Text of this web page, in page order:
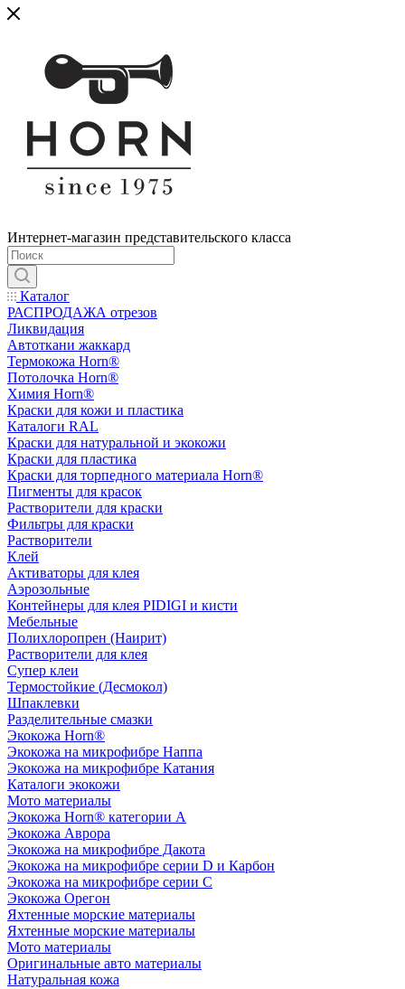
Интернет-магазин представительского класса
Каталог
РАСПРОДАЖА отрезов
Ликвидация
Автоткани жаккард
Термокожа Horn®
Потолочка Horn®
Химия Horn®
Краски для кожи и пластика
Каталоги RAL
Краски для натуральной и экокожи
Краски для пластика
Краски для торпедного материала Horn®
Пигменты для красок
Растворители для краски
Фильтры для краски
Растворители
Клей
Активаторы для клея
Аэрозольные
Контейнеры для клея PIDIGI и кисти
Мебельные
Полихлоропрен (Наирит)
Растворители для клея
Супер клеи
Термостойкие (Десмокол)
Шпаклевки
Разделительные смазки
Экокожа Horn®
Экокожа на микрофибре Наппа
Экокожа на микрофибре Катания
Каталоги экокожи
Мото материалы
Экокожа Horn® категории A
Экокожа Аврора
Экокожа на микрофибре Дакота
Экокожа на микрофибре серии D и Карбон
Экокожа на микрофибре серии С
Экокожа Орегон
Яхтенные морские материалы
Яхтенные морские материалы
Мото материалы
Оригинальные авто материалы
Натуральная кожа